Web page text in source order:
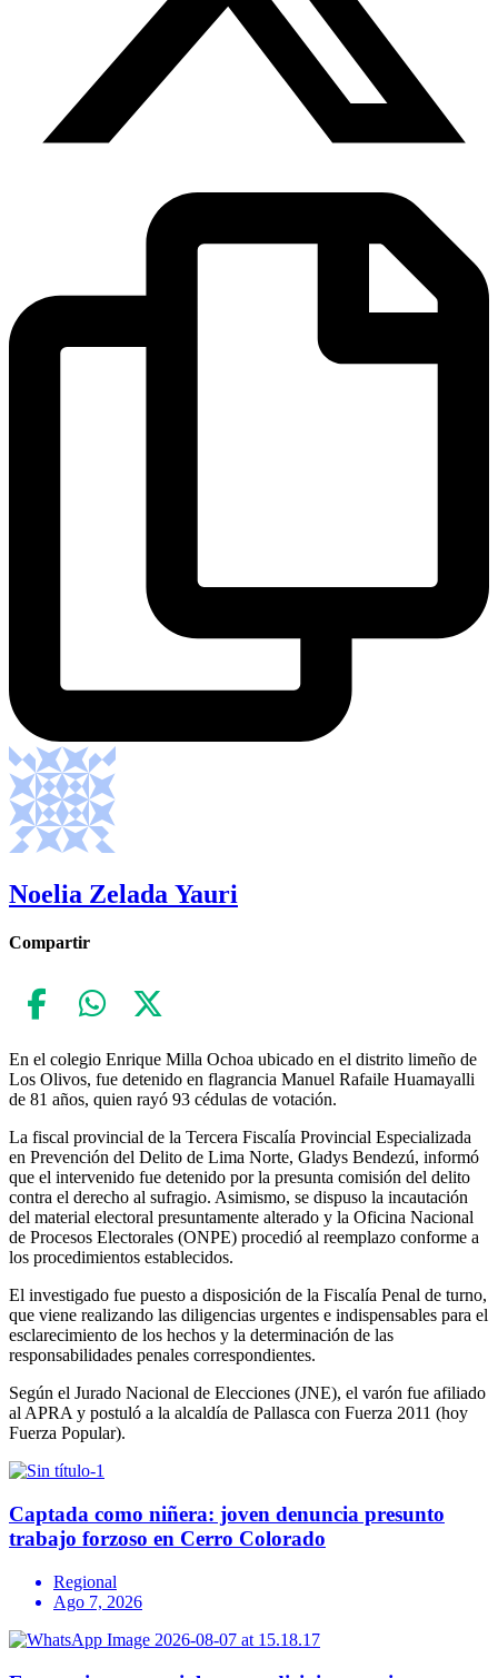
Noelia Zelada Yauri
Compartir
En el colegio Enrique Milla Ochoa ubicado en el distrito limeño de
Los Olivos, fue detenido en flagrancia Manuel Rafaile Huamayalli
de 81 años, quien rayó 93 cédulas de votación.
La fiscal provincial de la Tercera Fiscalía Provincial Especializada
en Prevención del Delito de Lima Norte, Gladys Bendezú, informó
que el intervenido fue detenido por la presunta comisión del delito
contra el derecho al sufragio. Asimismo, se dispuso la incautación
del material electoral presuntamente alterado y la Oficina Nacional
de Procesos Electorales (ONPE) procedió al reemplazo conforme a
los procedimientos establecidos.
El investigado fue puesto a disposición de la Fiscalía Penal de turno,
que viene realizando las diligencias urgentes e indispensables para el
esclarecimiento de los hechos y la determinación de las
responsabilidades penales correspondientes.
Según el Jurado Nacional de Elecciones (JNE), el varón fue afiliado
al APRA y postuló a la alcaldía de Pallasca con Fuerza 2011 (hoy
Fuerza Popular).
Captada como niñera: joven denuncia presunto
trabajo forzoso en Cerro Colorado
Regional
Ago 7, 2026